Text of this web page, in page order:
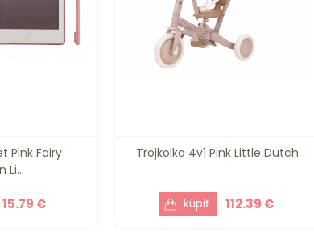
Pink Fairy
Li...
15.79 €
Trojkolka 4v1 Pink Little Dutch
112.39 €